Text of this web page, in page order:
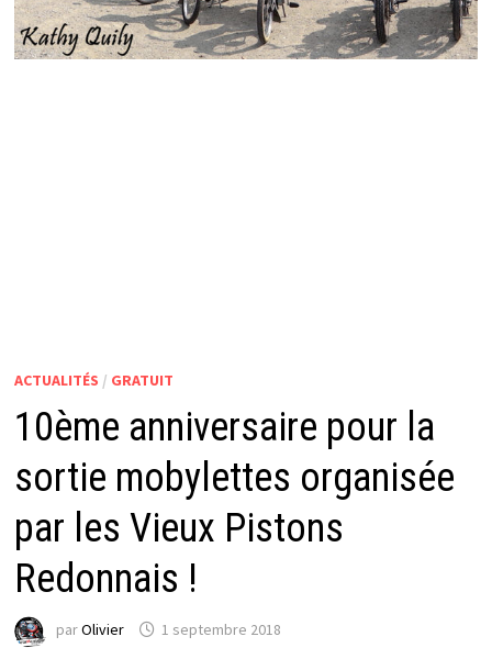
ACTUALITÉS / GRATUIT
10ème anniversaire pour la
sortie mobylettes organisée
par les Vieux Pistons
Redonnais !
parOlivier 1 septembre 2018